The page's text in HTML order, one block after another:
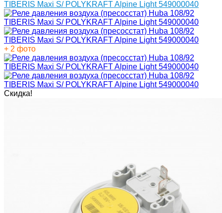
+ 2 фото
Скидка!